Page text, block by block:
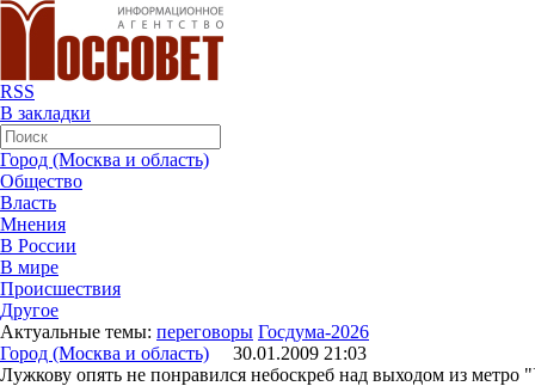
RSS
В закладки
Город (Москва и область)
Общество
Власть
Мнения
В России
В мире
Происшествия
Другое
Актуальные темы: переговоры Госдума-2026
Город (Москва и область) 30.01.2009 21:03
Лужкову опять не понравился небоскреб над выходом из метро